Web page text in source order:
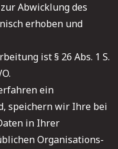
Abwicklung des
erhoben und
ist § 26 Abs. 1 S.
ein
speichern wir Ihre bei
in Ihrer
Organisations-